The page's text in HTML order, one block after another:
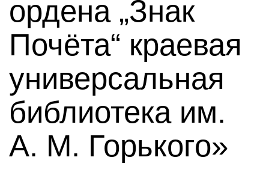
ордена „Знак
Почёта“ краевая
универсальная
библиотека им.
А. М. Горького»